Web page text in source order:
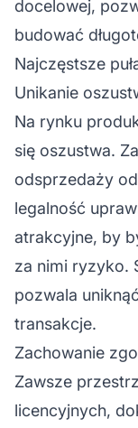
docelowej,
budować
Najczęstsze
Unikanie
Na rynku
się oszustwa.
odsprzedaży
legalność
atrakcyjne, by
za nimi ryzyko.
pozwala
transakcje.
Zachowanie
Zawsze
licencyjnych,